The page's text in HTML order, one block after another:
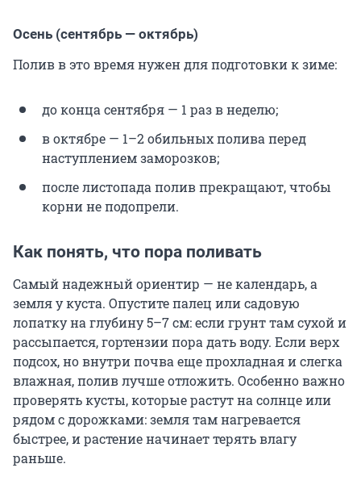
Осень (сентябрь — октябрь)
Полив в это время нужен для подготовки к зиме:
до конца сентября — 1 раз в неделю;
в октябре — 1–2 обильных полива перед
наступлением заморозков;
после листопада полив прекращают, чтобы
корни не подопрели.
Как понять, что пора поливать
Самый надежный ориентир — не календарь, а
земля у куста. Опустите палец или садовую
лопатку на глубину 5–7 см: если грунт там сухой и
рассыпается, гортензии пора дать воду. Если верх
подсох, но внутри почва еще прохладная и слегка
влажная, полив лучше отложить. Особенно важно
проверять кусты, которые растут на солнце или
рядом с дорожками: земля там нагревается
быстрее, и растение начинает терять влагу
раньше.